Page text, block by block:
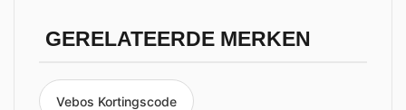
GERELATEERDE MERKEN
Vebos Kortingscode